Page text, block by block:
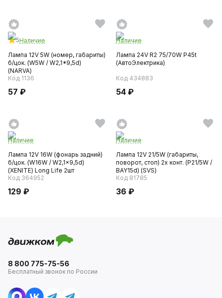
5Наличие
Лампа 12V 5W (номер, габариты)
б/цок. (W5W / W2,1*9,5d)
(NARVA)
Код 1136
57 ₽
Наличие
Лампа 24V R2 75/70W P45t
(АвтоЭлектрика)
Код 434883
54 ₽
Наличие
Лампа 12V 16W (фонарь задний)
б/цок. (W16W / W2,1x9,5d)
(XENITE) Long Life 2шт
Код 364952
129 ₽
Наличие
Лампа 12V 21/5W (габариты,
поворот, стоп) 2х конт. (P21/5W /
BAY15d) (SVS)
Код 81785
36 ₽
8 800 775-75-56
Бесплатный звонок по России